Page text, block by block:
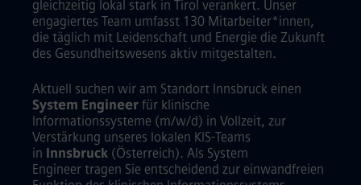
gleichzeitig lokal stark in Tirol verankert. Unser
engagiertes Team umfasst 130 Mitarbeiter*innen,
die täglich mit Leidenschaft und Energie die Zukunft
des Gesundheitswesens aktiv mitgestalten.
Aktuell suchen wir am Standort Innsbruck einen
System Engineer für klinische
Informationssysteme (m/w/d) in Vollzeit, zur
Verstärkung unseres lokalen KIS-Teams
in Innsbruck (Österreich). Als System
Engineer tragen Sie entscheidend zur einwandfreien